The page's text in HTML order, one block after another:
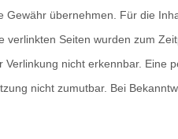
Gewähr übernehmen. Für die
verlinkten Seiten wurden zum
Verlinkung nicht erkennbar. Eine
nicht zumutbar. Bei